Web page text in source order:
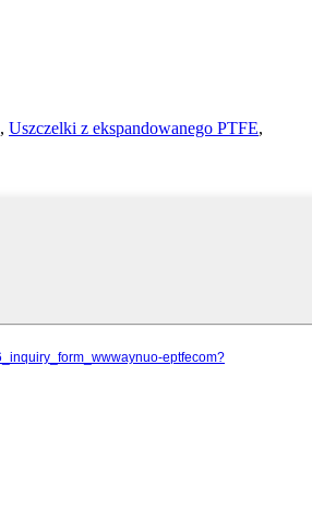
, Uszczelki z ekspandowanego PTFE,